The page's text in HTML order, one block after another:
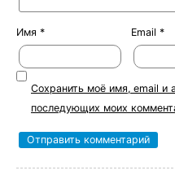
Имя * Email *
Сохранить моё имя, email и
последующих моих